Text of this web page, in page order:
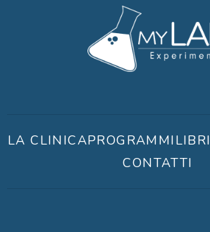
LA CLINICAPROGRAMMILIBRI
CONTATTI